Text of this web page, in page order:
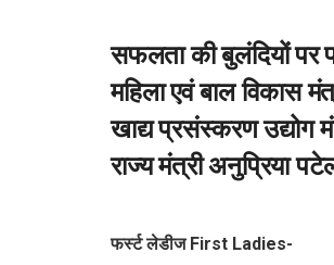
सफलता की बुलंदियों
महिला एवं बाल विकास
खाद्य प्रसंस्करण उद्योग
राज्य मंत्री अनुप्रिया
फर्स्ट लेडीज First Ladies-